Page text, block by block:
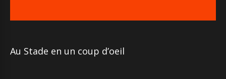
Au Stade en un coup d’oeil